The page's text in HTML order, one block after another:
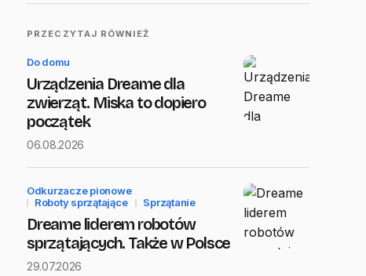
PRZECZYTAJ RÓWNIEŻ
Do domu
Urządzenia Dreame dla
zwierząt. Miska to dopiero
początek
06.08.2026
Odkurzacze pionowe
Roboty sprzątające
Sprzątanie
Dreame liderem robotów
sprzątających. Także w Polsce
29.07.2026